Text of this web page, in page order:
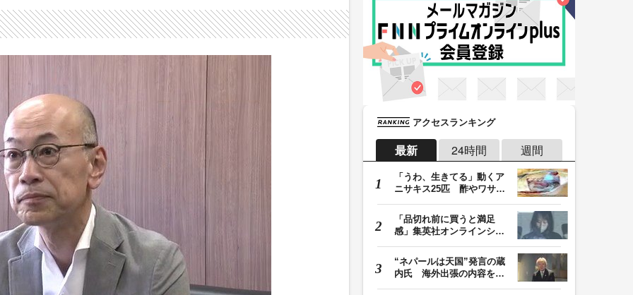
アクセスランキング
最新 24時間 週間
「うわ、生きてる」動くア
ニサキス25匹 酢やワサビ
「品切れ前に買うと満足
感」集英社オンラインショ
“ネパールは天国”発言の蔵
内氏 海外出張の内容を説